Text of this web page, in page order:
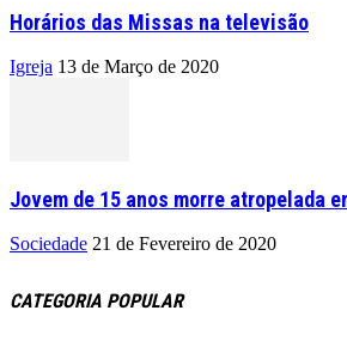
Horários das Missas na televisão
Igreja 13 de Março de 2020
Jovem de 15 anos morre atropelada
Sociedade 21 de Fevereiro de 2020
CATEGORIA POPULAR